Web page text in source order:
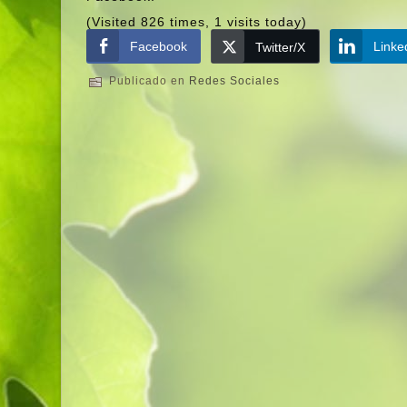
(Visited 826 times, 1 visits today)
Facebook
Twitter/X
Publicado en Redes Sociales